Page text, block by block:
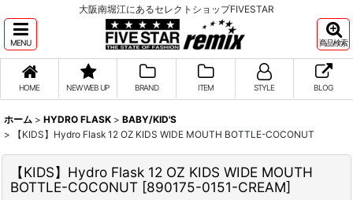
大阪南堀江にあるセレクトショップFIVESTAR
MENU 商品検索
HOME NEW WEB UP BRAND ITEM STYLE BLOG
ホーム > HYDRO FLASK > BABY/KID'S
>
【KIDS】Hydro Flask 12 OZ KIDS WIDE MOUTH BOTTLE-COCONUT
【KIDS】Hydro Flask 12 OZ KIDS WIDE MOUTH
BOTTLE-COCONUT [890175-0151-CREAM]